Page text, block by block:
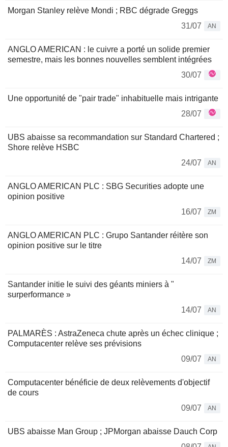
Morgan Stanley relève Mondi ; RBC dégrade Greggs
31/07
AN
ANGLO AMERICAN : le cuivre a porté un solide premier
semestre, mais les bonnes nouvelles semblent intégrées
30/07
Une opportunité de "pair trade" inhabituelle mais intrigante
28/07
UBS abaisse sa recommandation sur Standard Chartered ;
Shore relève HSBC
24/07
AN
ANGLO AMERICAN PLC : SBG Securities adopte une
opinion positive
16/07
ZM
ANGLO AMERICAN PLC : Grupo Santander réitère son
opinion positive sur le titre
14/07
ZM
Santander initie le suivi des géants miniers à "
surperformance »
14/07
AN
PALMARÈS : AstraZeneca chute après un échec clinique ;
Computacenter relève ses prévisions
09/07
AN
Computacenter bénéficie de deux relèvements d'objectif
de cours
09/07
AN
UBS abaisse Man Group ; JPMorgan abaisse Dauch Corp